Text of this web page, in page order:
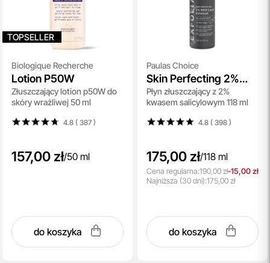
TOPSELLER
Biologique Recherche
Lotion P50W
Złuszczający lotion p50W do
skóry wrażliwej 50 ml
4.8 ( 387)
157,00 zł/50 ml
do koszyka
Paulas Choice
Skin Perfecting 2%
BHA Liquid
Płyn złuszczający z 2%
kwasem salicylowym 118 ml
4.8 ( 398)
175,00 zł/118 ml
Cena regularna:190,00 zł-15,00 zł
Najniższa (30 dni):175,00 zł
do koszyka